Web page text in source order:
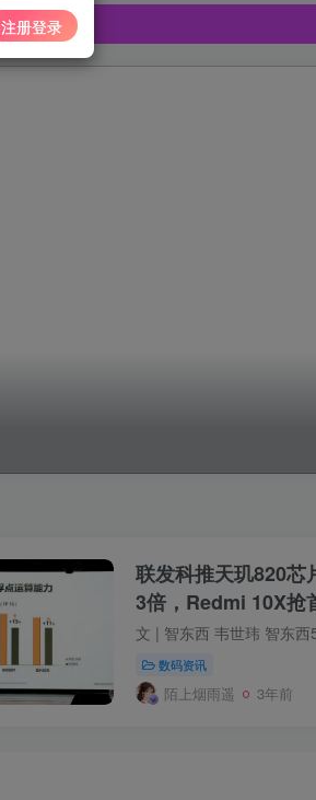
联发科推天玑820芯
3倍，Redmi 10X抢
数码资讯
陌上烟雨遥 3年前
注册登录